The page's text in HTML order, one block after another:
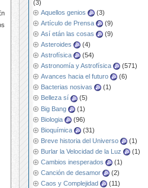
(3)
Aquellos genios
(3)
Artículo de Prensa
(9)
Así etán las cosas
(9)
Asteroides
(4)
Astrofísica
(54)
Astronomía y Astrofísica
(571)
Avances hacia el futuro
(6)
Bacterias nosivas
(1)
Belleza sí
(5)
Big Bang
(1)
Biologia
(96)
Bioquímica
(31)
Breve historia del Universo
(1)
Burlar la Velocidad de la Luz
(1)
Cambios inesperados
(1)
Canción de desamor
(2)
Caos y Complejidad
(11)